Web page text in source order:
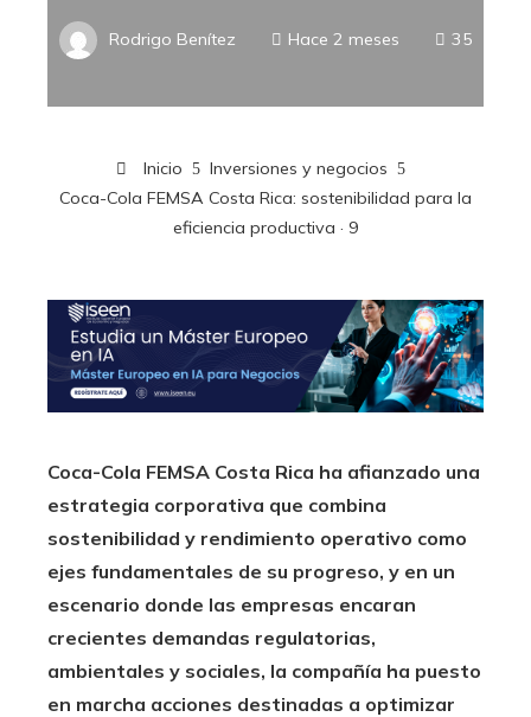
Rodrigo Benítez Hace 2 meses 35
Inicio
Inversiones y negocios
Coca-Cola FEMSA Costa Rica: sostenibilidad para la
eficiencia productiva · 9
Coca-Cola FEMSA Costa Rica ha afianzado una
estrategia corporativa que combina
sostenibilidad y rendimiento operativo como
ejes fundamentales de su progreso, y en un
escenario donde las empresas encaran
crecientes demandas regulatorias,
ambientales y sociales, la compañía ha puesto
en marcha acciones destinadas a optimizar